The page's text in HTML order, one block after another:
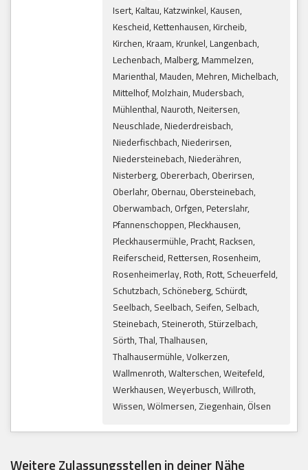
Isert, Kaltau, Katzwinkel, Kausen,
Kescheid, Kettenhausen, Kircheib,
Kirchen, Kraam, Krunkel, Langenbach,
Lechenbach, Malberg, Mammelzen,
Marienthal, Mauden, Mehren, Michelbach,
Mittelhof, Molzhain, Mudersbach,
Mühlenthal, Nauroth, Neitersen,
Neuschlade, Niederdreisbach,
Niederfischbach, Niederirsen,
Niedersteinebach, Niederähren,
Nisterberg, Obererbach, Oberirsen,
Oberlahr, Obernau, Obersteinebach,
Oberwambach, Orfgen, Peterslahr,
Pfannenschoppen, Pleckhausen,
Pleckhausermühle, Pracht, Racksen,
Reiferscheid, Rettersen, Rosenheim,
Rosenheimerlay, Roth, Rott, Scheuerfeld,
Schutzbach, Schöneberg, Schürdt,
Seelbach, Seelbach, Seifen, Selbach,
Steinebach, Steineroth, Stürzelbach,
Sörth, Thal, Thalhausen,
Thalhausermühle, Volkerzen,
Wallmenroth, Walterschen, Weitefeld,
Werkhausen, Weyerbusch, Willroth,
Wissen, Wölmersen, Ziegenhain, Ölsen
Weitere Zulassungsstellen in deiner Nähe